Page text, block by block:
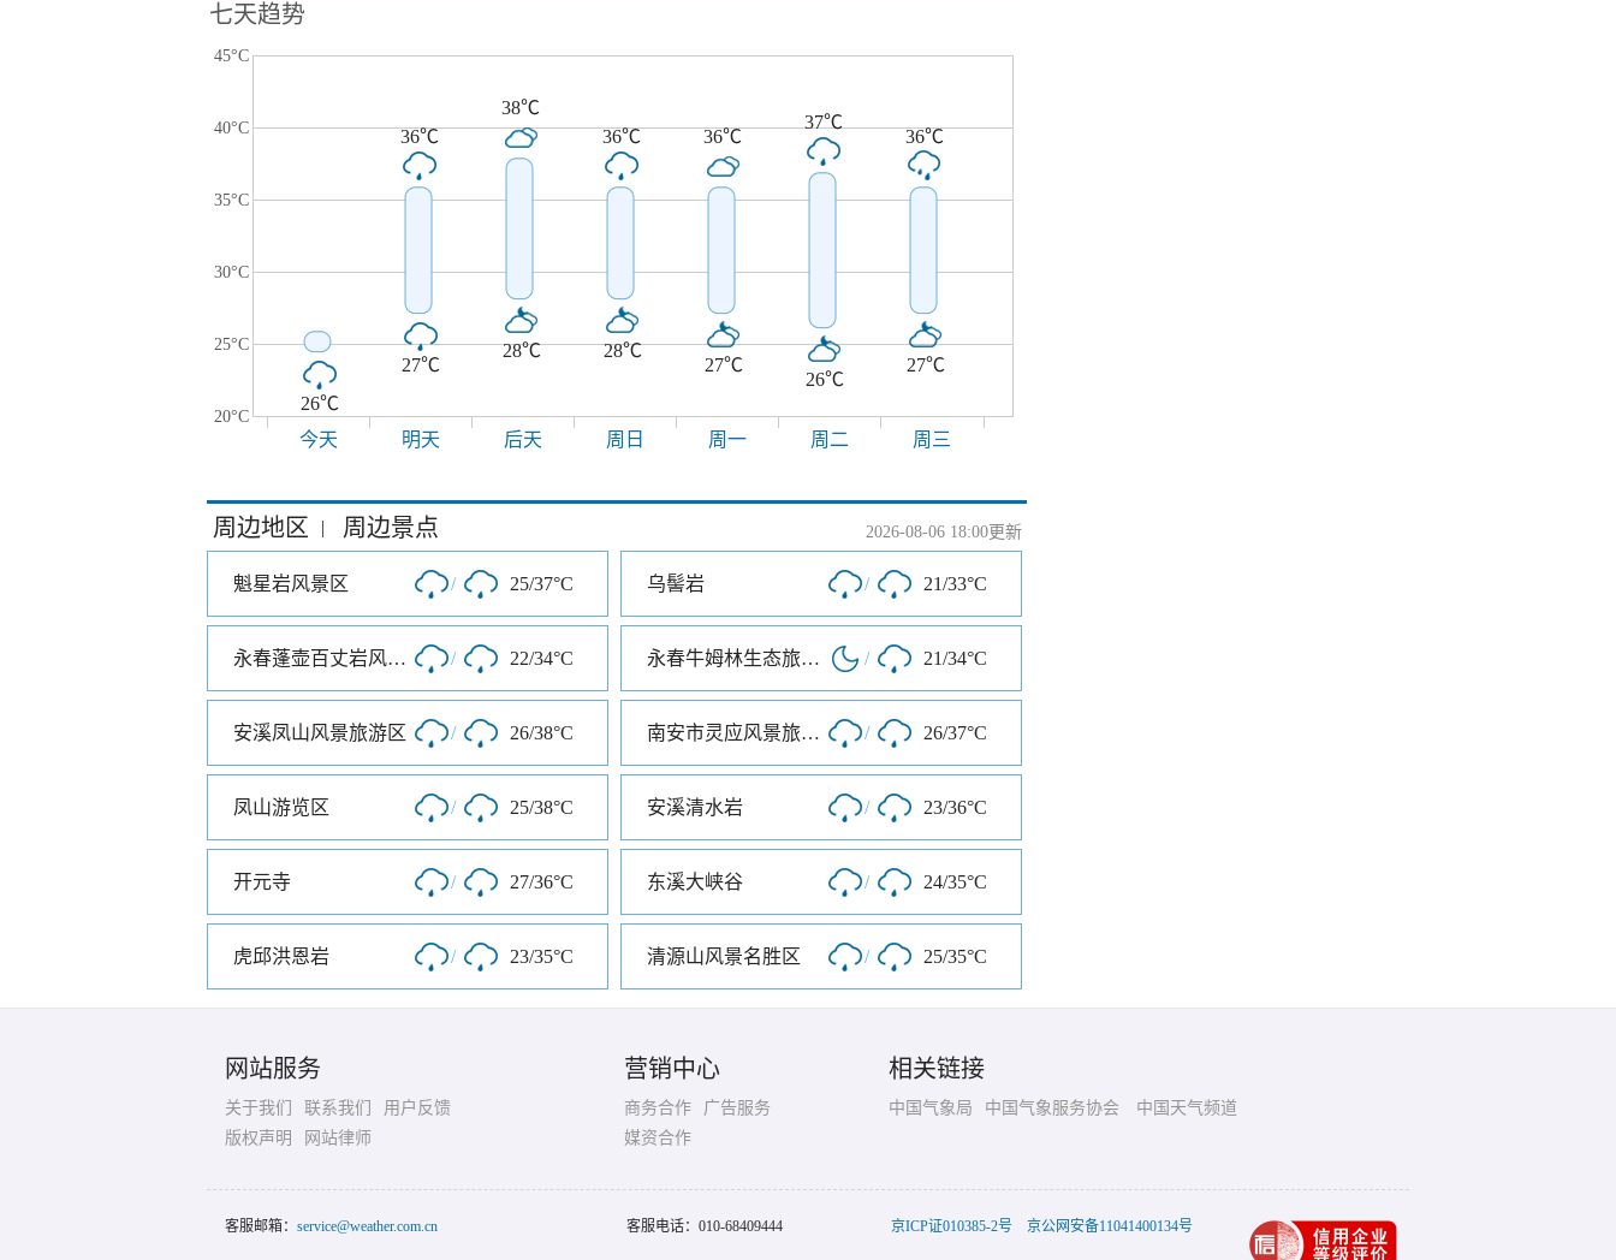
七天趋势
45°C
40°C
35°C
30°C
25°C
20°C
26℃
36℃
27℃
38℃
28℃
36℃
28℃
36℃
27℃
37℃
26℃
36℃
27℃
今天 明天 后天 周日 周一 周二 周三
周边地区 | 周边景点 2026-08-06 18:00更新
魁星岩风景区 / 25/37°C 乌髻岩 / 21/33°C
永春蓬壶百丈岩风景区 / 22/34°C 永春牛姆林生态旅游区 / 21/34°C
安溪凤山风景旅游区 / 26/38°C 南安市灵应风景旅游区 / 26/37°C
凤山游览区 / 25/38°C 安溪清水岩 / 23/36°C
开元寺 / 27/36°C 东溪大峡谷 / 24/35°C
虎邱洪恩岩 / 23/35°C 清源山风景名胜区 / 25/35°C
网站服务
关于我们 联系我们
用户反馈
版权声明
网站律师
营销中心
商务合作
广告服务
媒资合作
相关链接
中国气象局 中国气象服务协会 中国天气频道
客服邮箱： service@weather.com.cn 客服电话： 010-68409444 京ICP证010385-2号 京公网安备11041400134号